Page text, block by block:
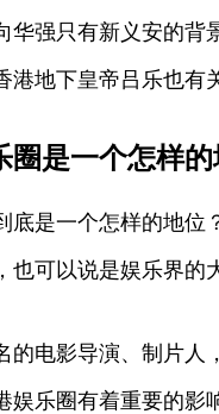
华强只有新义安的背
港地下皇帝吕乐也有
圈是一个怎样的
底是一个怎样的地位
也可以说是娱乐界的
的电影导演、制片人
娱乐圈有着重要的影